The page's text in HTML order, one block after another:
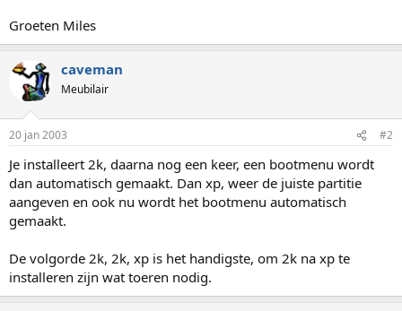
Groeten Miles
caveman
Meubilair
20 jan 2003 #2
Je installeert 2k, daarna nog een keer, een bootmenu wordt
dan automatisch gemaakt. Dan xp, weer de juiste partitie
aangeven en ook nu wordt het bootmenu automatisch
gemaakt.
De volgorde 2k, 2k, xp is het handigste, om 2k na xp te
installeren zijn wat toeren nodig.